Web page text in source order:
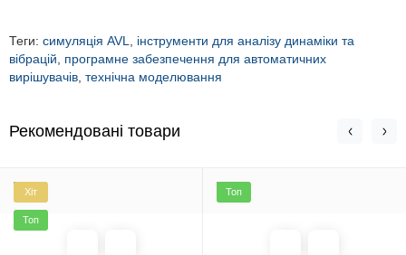
Теги: симуляція AVL
інструменти для аналізу динаміки та
вібрацій
програмне забезпечення для автоматичних
вирішувачів технічна моделювання
Рекомендовані товари
Хіт
Топ
Топ